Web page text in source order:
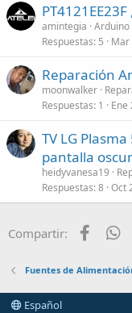
amintegia Arduino
Respuestas 5 Mar
Reparación
moonwalker
Respuestas 1 Ene
TV LG
pantalla
heidyvanesa19
Respuestas 8 Oct
Compartir:
Fuentes de
Español